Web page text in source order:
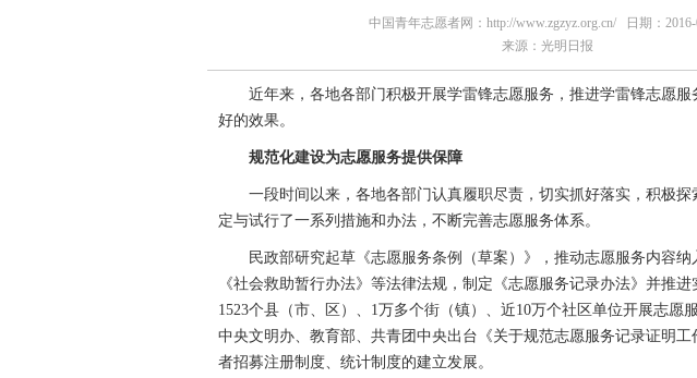
中国青年志愿者网：http://www.zgzyz.org.cn/ 日期：2016-
来源：光明日报
近年来，各地各部门积极开展学雷锋志愿服务，推进学雷锋志愿服
好的效果。
规范化建设为志愿服务提供保障
一段时间以来，各地各部门认真履职尽责，切实抓好落实，积极探
定与试行了一系列措施和办法，不断完善志愿服务体系。
民政部研究起草《志愿服务条例（草案）》，推动志愿服务内容纳
《社会救助暂行办法》等法律法规，制定《志愿服务记录办法》并推
1523个县（市、区）、1万多个街（镇）、近10万个社区单位开展志愿
中央文明办、教育部、共青团中央出台《关于规范志愿服务记录证明
者招募注册制度、统计制度的建立发展。